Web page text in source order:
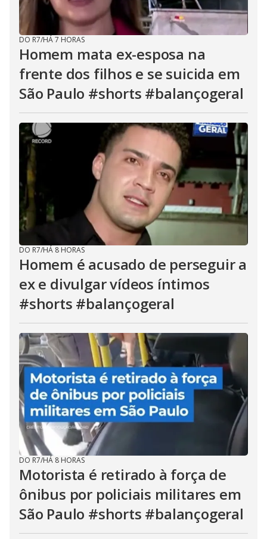
DO R7/HÁ 7 HORAS
Homem mata ex-esposa na
frente dos filhos e se suicida em
São Paulo #shorts #balançogeral
DO R7/HÁ 8 HORAS
Homem é acusado de perseguir a
ex e divulgar vídeos íntimos
#shorts #balançogeral
DO R7/HÁ 8 HORAS
Motorista é retirado à força de
ônibus por policiais militares em
São Paulo #shorts #balançogeral